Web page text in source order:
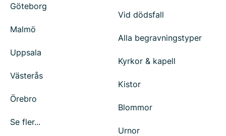
Göteborg
Malmö
Uppsala
Västerås
Örebro
Se fler...
Vid dödsfall
Alla begravningstyper
Kyrkor & kapell
Kistor
Blommor
Urnor